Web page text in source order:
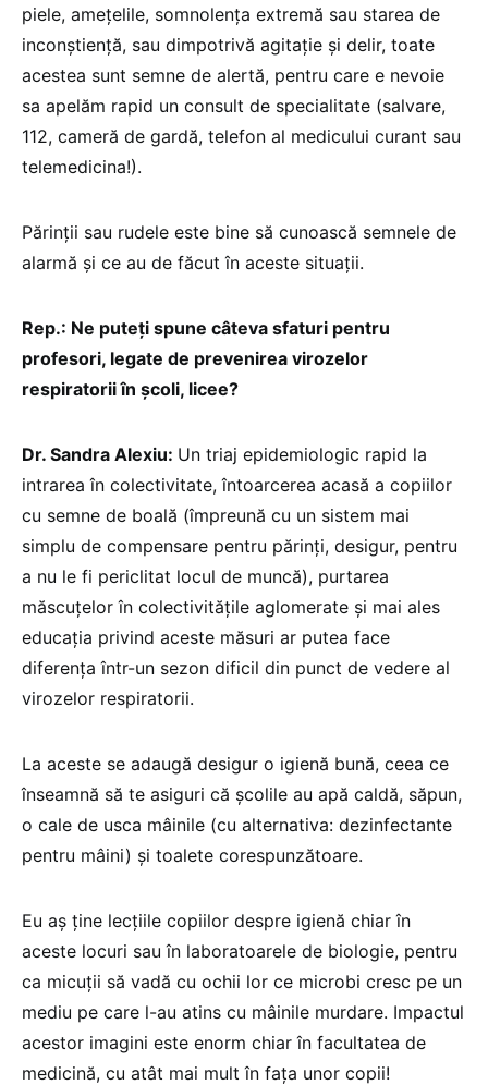
piele, amețelile, somnolența extremă sau starea de
inconștiență, sau dimpotrivă agitație și delir, toate
acestea sunt semne de alertă, pentru care e nevoie
sa apelăm rapid un consult de specialitate (salvare,
112, cameră de gardă, telefon al medicului curant sau
telemedicina!).
Părinții sau rudele este bine să cunoască semnele de
alarmă și ce au de făcut în aceste situații.
Rep.: Ne puteți spune câteva sfaturi pentru
profesori, legate de prevenirea virozelor
respiratorii în școli, licee?
Dr. Sandra Alexiu: Un triaj epidemiologic rapid la
intrarea în colectivitate, întoarcerea acasă a copiilor
cu semne de boală (împreună cu un sistem mai
simplu de compensare pentru părinți, desigur, pentru
a nu le fi periclitat locul de muncă), purtarea
măscuțelor în colectivitățile aglomerate și mai ales
educația privind aceste măsuri ar putea face
diferența într-un sezon dificil din punct de vedere al
virozelor respiratorii.
La aceste se adaugă desigur o igienă bună, ceea ce
înseamnă să te asiguri că școlile au apă caldă, săpun,
o cale de usca mâinile (cu alternativa: dezinfectante
pentru mâini) și toalete corespunzătoare.
Eu aș ține lecțiile copiilor despre igienă chiar în
aceste locuri sau în laboratoarele de biologie, pentru
ca micuții să vadă cu ochii lor ce microbi cresc pe un
mediu pe care l-au atins cu mâinile murdare. Impactul
acestor imagini este enorm chiar în facultatea de
medicină, cu atât mai mult în fața unor copii!